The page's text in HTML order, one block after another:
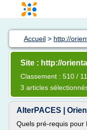
Accueil > http://
Site : http://
Classement : 510 /
3 articles
AlterPACES |
Quels pré-requis pour